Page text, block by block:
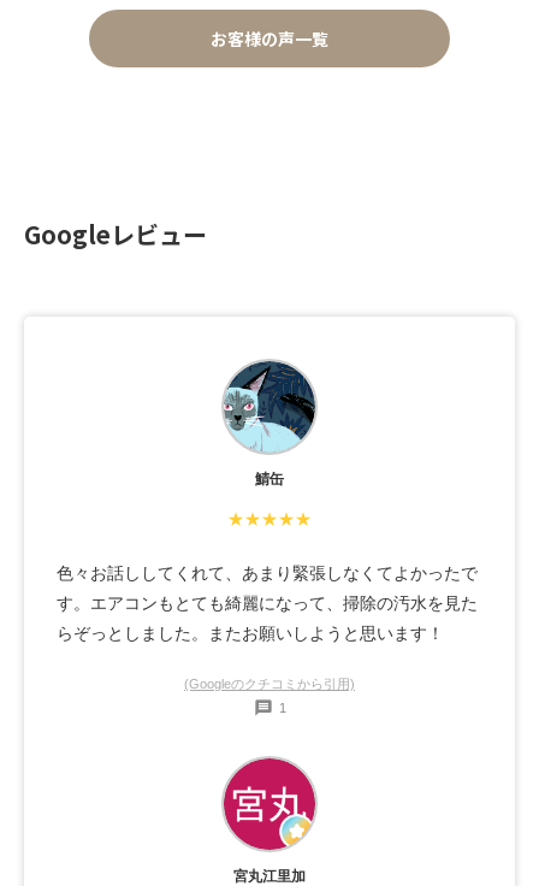
お客様の声一覧
Googleレビュー
鯖缶
★★★★★
色々お話ししてくれて、あまり緊張しなくてよかったで
す。エアコンもとても綺麗になって、掃除の汚水を見た
らぞっとしました。またお願いしようと思います！
(Googleのクチコミから引用)
1
宮丸江里加